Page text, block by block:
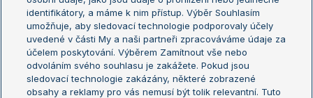
Žebříček WTA (ženy)
Sázkařský žebříček
French Open
Wimbledon
US Open
Turnaj mistrů
Turnaj mistryň
identifikátory, a máme k nim přístup. Výběr Souhlasím
umožňuje, aby sledovací technologie podporovaly účely
uvedené v části My a naši partneři zpracováváme údaje za
účelem poskytování. Výběrem Zamítnout vše nebo
odvoláním svého souhlasu je zakážete. Pokud jsou
sledovací technologie zakázány, některé zobrazené
obsahy a reklamy pro vás nemusí být tolik relevantní. Tuto